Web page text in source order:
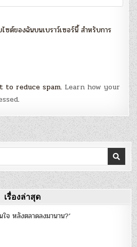
ซต์ของฉันบนเบราว์เซอร์นี้ สำหรับการ
to reduce spam. Learn how your
.
เรื่องล่าสุด
จ หลังตลาดลงมานาน?’